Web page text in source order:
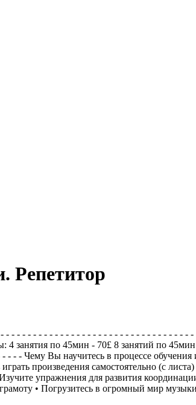
Репетитор
- - - - - - - - - - - - - - - - - - - - - - - - - - - - - - - - - -
4 занятия по 45мин - 70£ 8 занятий по
- - Чему Вы научитесь в процессе обучения
произведения самостоятельно (с листа)
упражнения для развития
• Погрузитесь в огромный мир